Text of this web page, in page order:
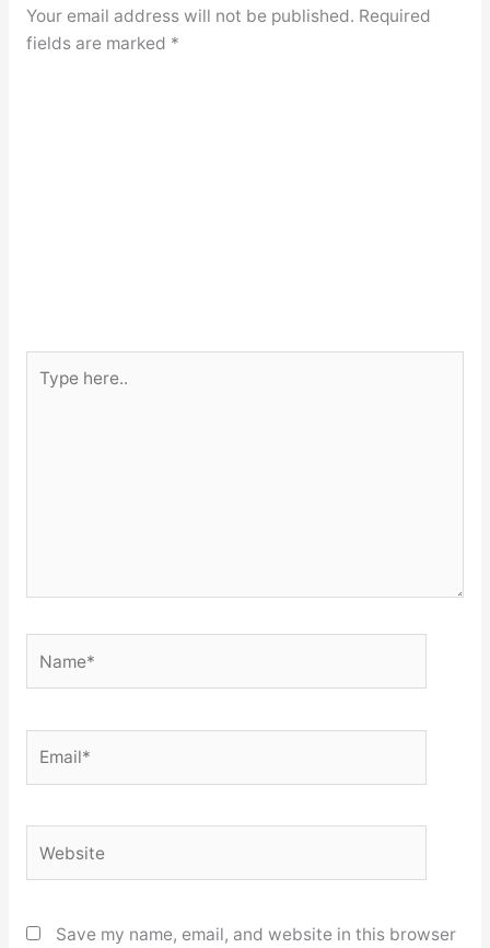
Your email address will not be published. Required
fields are marked *
here..
Save my name, email, and website in this browser